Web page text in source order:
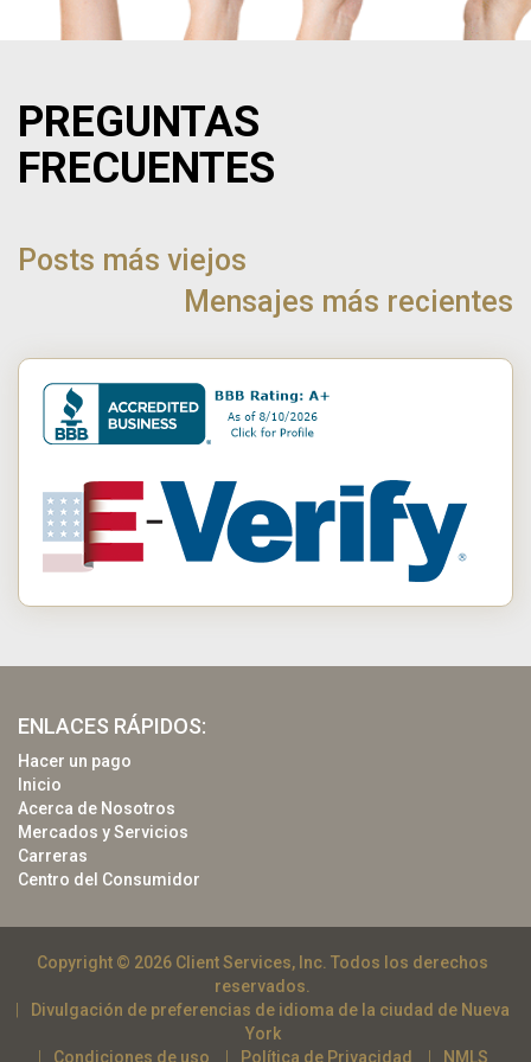
PREGUNTAS
FRECUENTES
DE
Posts más viejos
Mensajes más recientes
ENLACES RÁPIDOS:
Hacer un pago
Inicio
Acerca de Nosotros
Mercados y Servicios
Carreras
Centro del Consumidor
Copyright © 2026 Client Services, Inc. Todos los derechos
reservados.
Divulgación de preferencias de idioma de la ciudad de Nueva
York
Condiciones de uso
Política de Privacidad NMLS